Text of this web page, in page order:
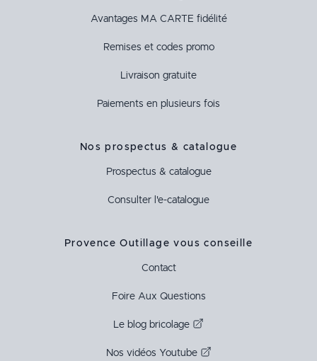
Avantages MA CARTE fidélité
Remises et codes promo
Livraison gratuite
Paiements en plusieurs fois
Nos prospectus & catalogue
Prospectus & catalogue
Consulter l'e-catalogue
Provence Outillage vous conseille
Contact
Foire Aux Questions
Le blog bricolage
Nos vidéos Youtube